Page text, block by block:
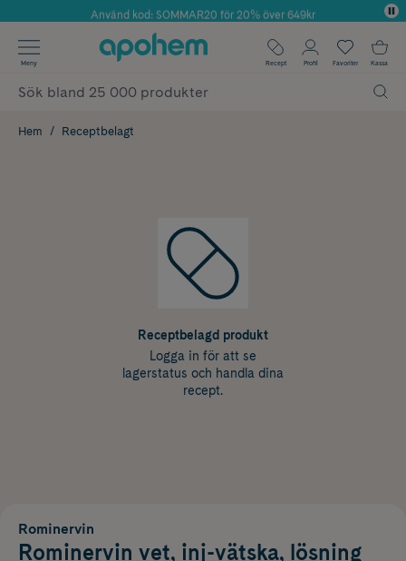
Årets Butik 2025 inom Skönhet
Använd kod: SOMMAR20 för 20% över 649kr
✓ Fri frakt
✓ Poäng på alla köp*
Meny Recept Profil Favoriter Kassa
Hem Receptbelagt
Receptbelagd produkt
Logga in för att se
lagerstatus och handla dina
recept.
Rominervin
Rominervin vet, inj-vätska, lösning